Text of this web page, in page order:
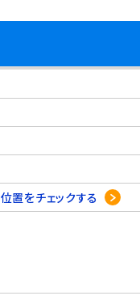
位置をチェックする